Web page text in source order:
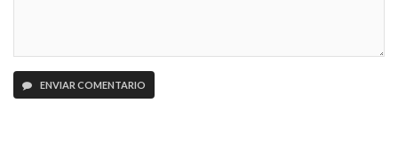
ENVIAR COMENTARIO